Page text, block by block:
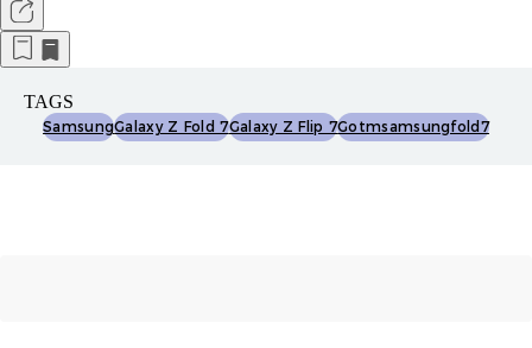
TAGS
SamsungGalaxy Z Fold 7Galaxy Z Flip 7Gotmsamsungfold7